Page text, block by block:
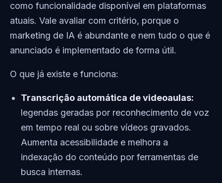
como funcionalidade disponível em plataformas
atuais. Vale avaliar com critério, porque o
marketing de IA é abundante e nem tudo o que é
anunciado é implementado de forma útil.
O que já existe e funciona:
Transcrição automática de videoaulas:
legendas geradas por reconhecimento de voz
em tempo real ou sobre vídeos gravados.
Aumenta acessibilidade e melhora a
indexação do conteúdo por ferramentas de
busca internas.